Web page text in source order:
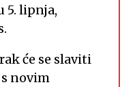
5. lipnja,
će se slaviti
novim